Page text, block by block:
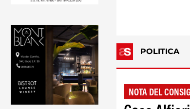
POLITICA
NOTA DEL